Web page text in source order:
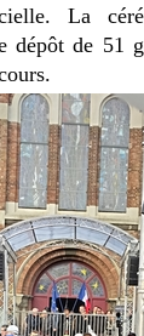
La
dépôt de 51